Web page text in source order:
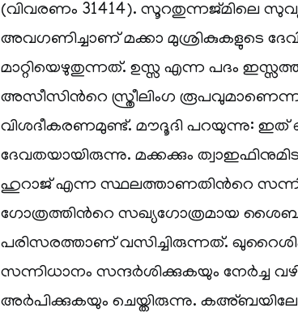
(വിവരണം 31414). സൂറതുന്നജ്മിലെ
അവഗണിച്ചാണ് മക്കാ മുശ്രികുകളുടെ
മാറ്റിയെഴുതുന്നത്. ഉസ്സ എന്ന പദം
അസീസിന്‍റെ സ്ത്രീലിംഗ രൂപവുമാണെന്ന്
വിശദീകരണമുണ്ട്. മൗദൂദി പറയുന്നു:
ദേവതയായിരുന്നു. മക്കക്കും
ഹുറാജ് എന്ന സ്ഥലത്താണതിന്‍റെ
ഗോത്രത്തിന്‍റെ സഖ്യഗോത്രമായ
പരിസരത്താണ് വസിച്ചിരുന്നത്.
സന്നിധാനം സന്ദര്‍ശിക്കുകയും നേര്‍ച്ച
അര്‍പിക്കുകയും ചെയ്തിരുന്നു.